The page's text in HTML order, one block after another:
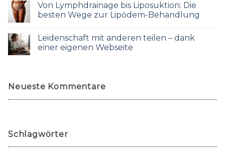
Von Lymphdrainage bis Liposuktion: Die
besten Wege zur Lipödem-Behandlung
Leidenschaft mit anderen teilen – dank
einer eigenen Webseite
Neueste Kommentare
Schlagwörter